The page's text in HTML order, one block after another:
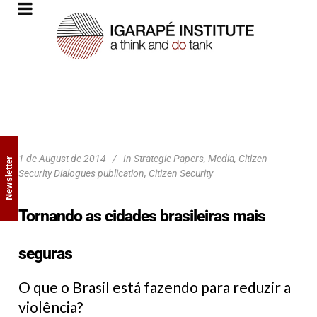
1 de August de 2014 In Strategic Papers, Media, Citizen
Security Dialogues publication, Citizen Security
Tornando as cidades brasileiras mais
seguras
O que o Brasil está fazendo para reduzir a
violência?
Newsletter